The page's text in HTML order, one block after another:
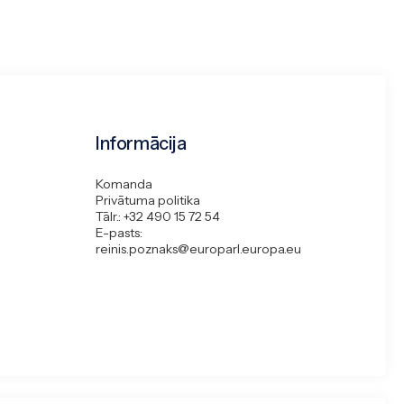
Informācija
Komanda
Privātuma politika
Tālr.: +32 490 15 72 54
E-pasts:
reinis.poznaks@europarl.europa.eu